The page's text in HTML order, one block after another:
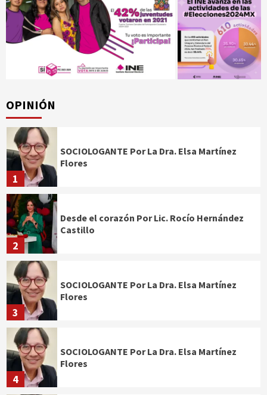
OPINIÓN
1
SOCIOLOGANTE Por La Dra. Elsa Martínez
Flores
2
Desde el corazón Por Lic. Rocío Hernández
Castillo
3
SOCIOLOGANTE Por La Dra. Elsa Martínez
Flores
4
SOCIOLOGANTE Por La Dra. Elsa Martínez
Flores